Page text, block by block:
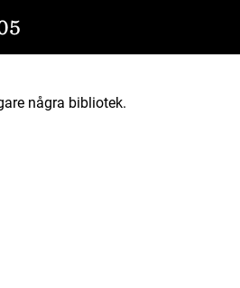
några bibliotek.